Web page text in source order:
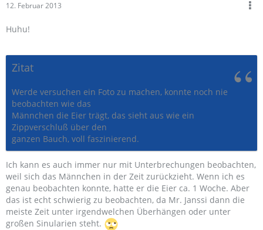
12. Februar 2013
Huhu!
Zitat
Werde versuchen ein Foto zu machen, konnte noch nie
beobachten wie das
Männchen die Eier trägt, das sieht aus wie ein
Zippverschluß über den
ganzen Bauch, voll faszinierend.
Ich kann es auch immer nur mit Unterbrechungen beobachten,
weil sich das Männchen in der Zeit zurückzieht. Wenn ich es
genau beobachten konnte, hatte er die Eier ca. 1 Woche. Aber
das ist echt schwierig zu beobachten, da Mr. Janssi dann die
meiste Zeit unter irgendwelchen Überhängen oder unter
großen Sinularien steht.